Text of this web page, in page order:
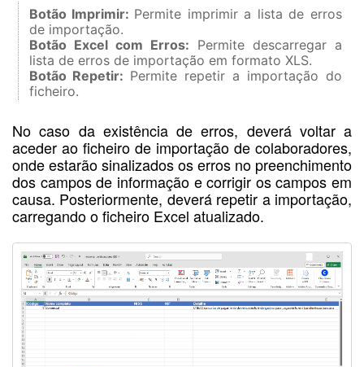
Botão Imprimir: Permite imprimir a lista de erros
de importação.
Botão Excel com Erros: Permite descarregar a
lista de erros de importação em formato XLS.
Botão Repetir: Permite repetir a importação do
ficheiro.
No caso da existência de erros, deverá voltar a
aceder ao ficheiro de importação de colaboradores,
onde estarão sinalizados os erros no preenchimento
dos campos de informação e corrigir os campos em
causa. Posteriormente, deverá repetir a importação,
carregando o ficheiro Excel atualizado.